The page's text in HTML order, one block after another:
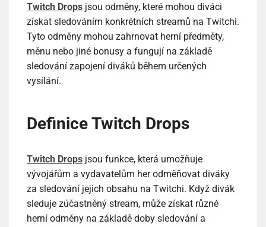
Twitch Drops jsou odměny, které mohou diváci
získat sledováním konkrétních streamů na Twitchi.
Tyto odměny mohou zahrnovat herní předměty,
měnu nebo jiné bonusy a fungují na základě
sledování zapojení diváků během určených
vysílání.
Definice Twitch Drops
Twitch Drops jsou funkce, která umožňuje
vývojářům a vydavatelům her odměňovat diváky
za sledování jejich obsahu na Twitchi. Když divák
sleduje zúčastněný stream, může získat různé
herní odměny na základě doby sledování a